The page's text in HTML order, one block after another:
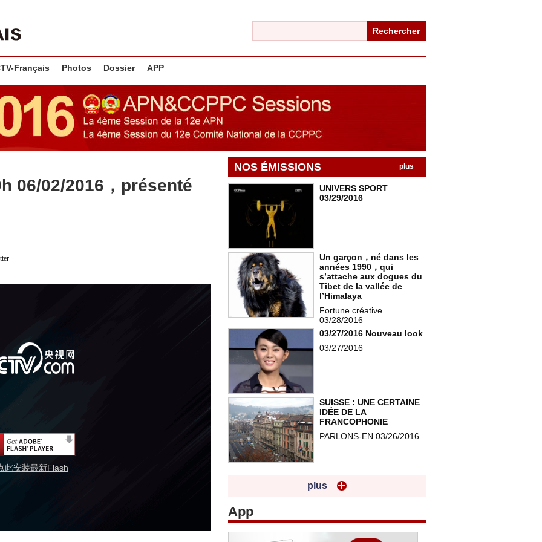
Rechercher
Français Photos Dossier APP
06/02/2016，présenté
此安装最新Flash
NOS ÉMISSIONS plus
UNIVERS SPORT
03/29/2016
Un garçon，né dans les
années 1990，qui
s’attache aux dogues du
Tibet de la vallée de
l’Himalaya
Fortune créative
03/28/2016
03/27/2016 Nouveau look
03/27/2016
SUISSE : UNE CERTAINE
IDÉE DE LA
FRANCOPHONIE
PARLONS-EN 03/26/2016
plus
App